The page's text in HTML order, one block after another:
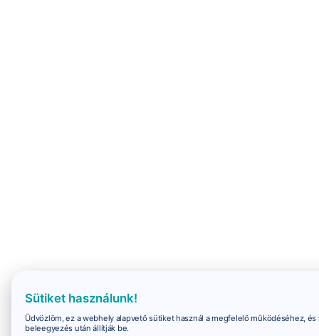
Sütiket használunk!
Üdvözlöm, ez a webhely alapvető sütiket használ a megfelelő működéséhez,
beleegyezés után állítják be.